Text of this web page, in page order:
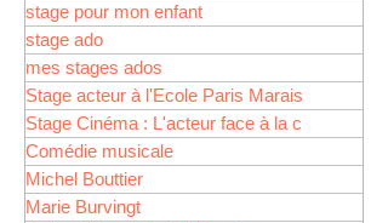
stage pour mon enfant
stage ado
mes stages ados
Stage acteur à l'Ecole Paris Marais
Stage Cinéma : L'acteur face à la c
Comédie musicale
Michel Bouttier
Marie Burvingt